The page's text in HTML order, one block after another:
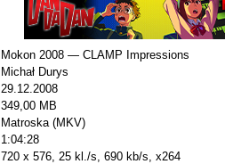
Mokon 2008 — CLAMP Impressions
Michał Durys
29.12.2008
349,00 MB
Matroska (MKV)
1:04:28
720 x 576, 25 kl./s, 690 kb/s, x264